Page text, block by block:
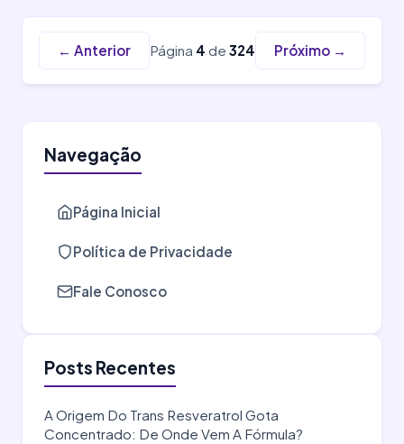
← Anterior Página 4 de 324 Próximo →
Navegação
Página Inicial
Política de Privacidade
Fale Conosco
Posts Recentes
A Origem Do Trans Resveratrol Gota
Concentrado: De Onde Vem A Fórmula?